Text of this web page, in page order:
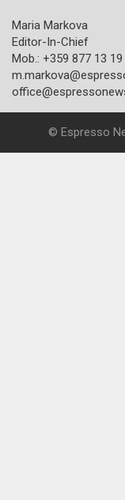
Maria Markova
Editor-In-Chief
Mob.: +359 877 13 19
© Espresso